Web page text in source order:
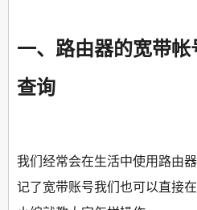
一、路由器的宽带
查询
我们经常会在生活中使用路由
记了宽带账号我们也可以直接